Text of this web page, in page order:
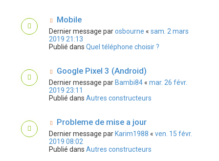
Mobile
Dernier message parosbourne « sam. 2 mars
2019 21:13
Publié dans Quel téléphone choisir ?
Google Pixel 3 (Android)
Dernier message parBambi84« mar. 26 févr.
2019 23:11
Publié dans Autres constructeurs
Probleme de mise a jour
Dernier message parKarim1988 « ven. 15 févr.
2019 08:02
Publié dans Autres constructeurs